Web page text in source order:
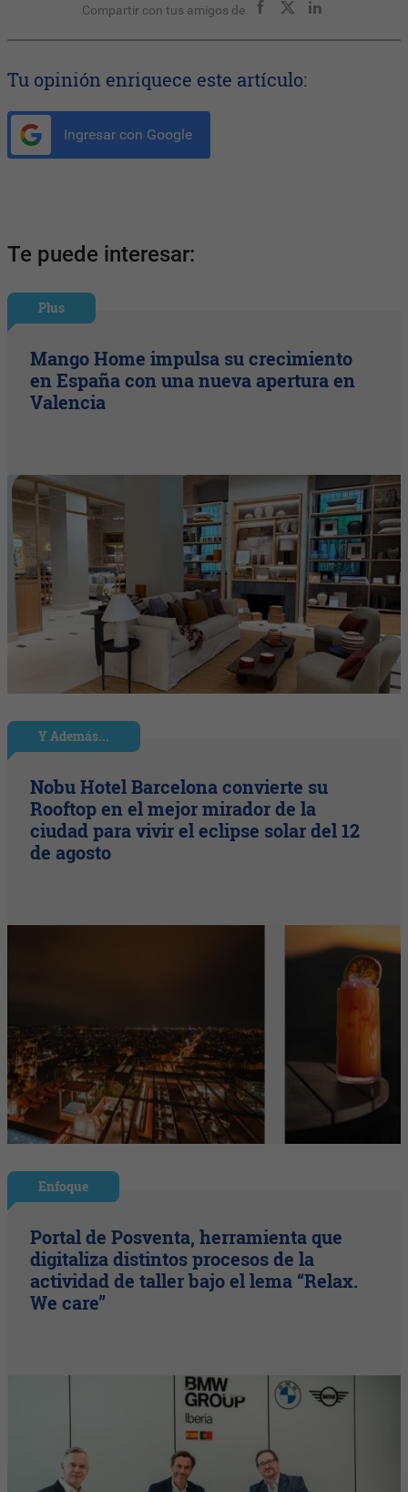
Compartir con tus amigos de
Tu opinión enriquece este artículo:
Ingresar con Google
Te puede interesar:
Plus
Mango Home impulsa su crecimiento
en España con una nueva apertura en
Valencia
Y Además...
Nobu Hotel Barcelona convierte su
Rooftop en el mejor mirador de la
ciudad para vivir el eclipse solar del 12
de agosto
Enfoque
Portal de Posventa, herramienta que
digitaliza distintos procesos de la
actividad de taller bajo el lema “Relax.
We care”